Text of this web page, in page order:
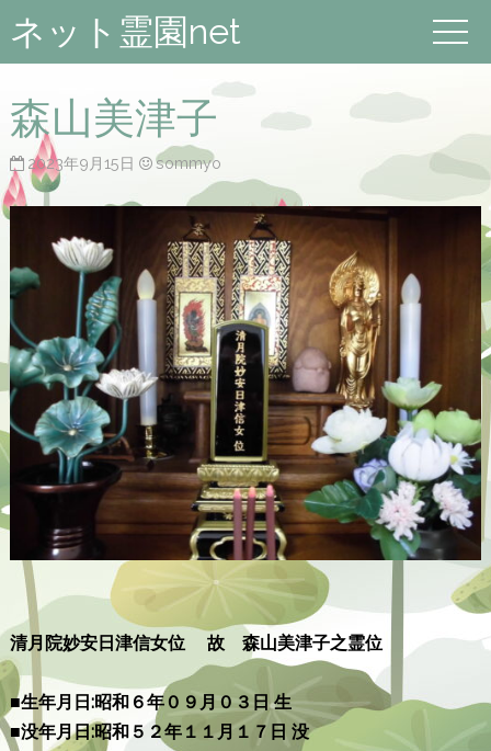
ネット霊園net
森山美津子
2023年9月15日 sommyo
清月院妙安日津信女位 故 森山美津子之霊位
■生年月日:昭和６年０９月０３日 生
■没年月日:昭和５２年１１月１７日 没